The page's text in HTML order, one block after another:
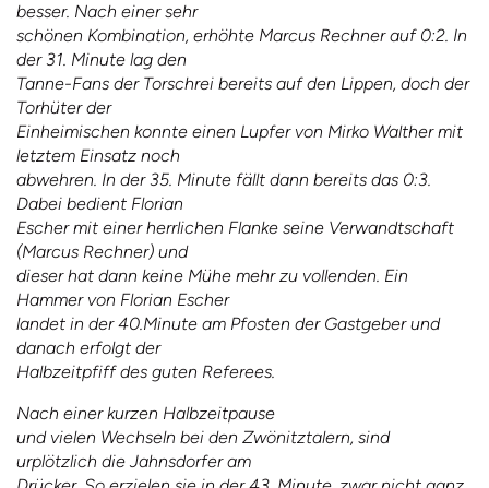
besser. Nach einer sehr
schönen Kombination, erhöhte Marcus Rechner auf 0:2. In
der 31. Minute lag den
Tanne-Fans der Torschrei bereits auf den Lippen, doch der
Torhüter der
Einheimischen konnte einen Lupfer von Mirko Walther mit
letztem Einsatz noch
abwehren. In der 35. Minute fällt dann bereits das 0:3.
Dabei bedient Florian
Escher mit einer herrlichen Flanke seine Verwandtschaft
(Marcus Rechner) und
dieser hat dann keine Mühe mehr zu vollenden. Ein
Hammer von Florian Escher
landet in der 40.Minute am Pfosten der Gastgeber und
danach erfolgt der
Halbzeitpfiff des guten Referees.
Nach einer kurzen Halbzeitpause
und vielen Wechseln bei den Zwönitztalern, sind
urplötzlich die Jahnsdorfer am